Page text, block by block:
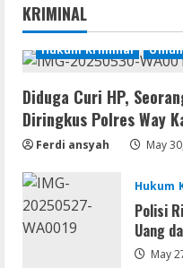
1
KRIMINAL
Hukum Kriminal
Diduga Curi HP,
Diringkus Polres Way
Ferdi ansyah May
Hukum
Polisi
Uang
May